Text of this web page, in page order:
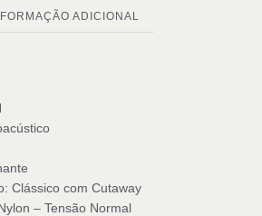
ADICIONAL
Clássico com Cutaway
– Tensão Normal